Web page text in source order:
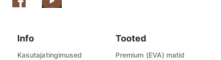
Info
Kasutajatingimused
Tooted
Premium (EVA) matid